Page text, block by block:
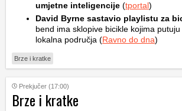
umjetne inteligencije (tportal)
David Byrne sastavio playlistu za
bend ima sklopive bicikle kojima
lokalna područja (Ravno do dna)
Brze i kratke
Prekjučer (17:00)
Brze i kratke